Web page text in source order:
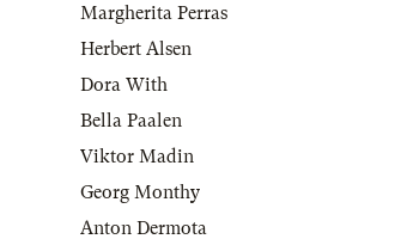
Margherita Perras
Herbert Alsen
Dora With
Bella Paalen
Viktor Madin
Georg Monthy
Anton Dermota